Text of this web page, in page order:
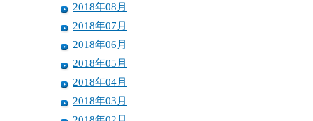
2018年08月
2018年07月
2018年06月
2018年05月
2018年04月
2018年03月